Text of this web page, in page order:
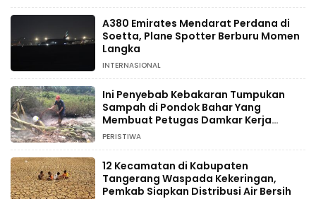
A380 Emirates Mendarat Perdana di
Soetta, Plane Spotter Berburu Momen
Langka
INTERNASIONAL
Ini Penyebab Kebakaran Tumpukan
Sampah di Pondok Bahar Yang
Membuat Petugas Damkar Kerja
Ekstra
PERISTIWA
12 Kecamatan di Kabupaten
Tangerang Waspada Kekeringan,
Pemkab Siapkan Distribusi Air Bersih